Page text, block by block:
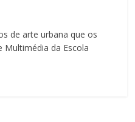
de arte urbana que os
Multimédia da Escola